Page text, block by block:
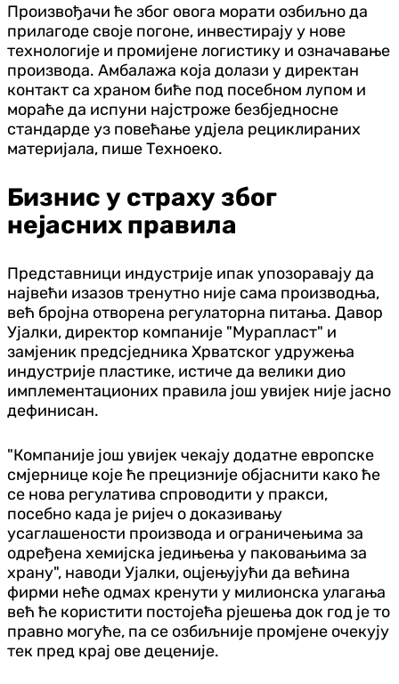
Произвођачи ће због овога морати озбиљно да
прилагоде своје погоне, инвестирају у нове
технологије и промијене логистику и означавање
производа. Амбалажа која долази у директан
контакт са храном биће под посебном лупом и
мораће да испуни најстроже безбједносне
стандарде уз повећање удјела рециклираних
материјала, пише Техноеко.
Бизнис у страху због
нејасних правила
Представници индустрије ипак упозоравају да
највећи изазов тренутно није сама производња,
већ бројна отворена регулаторна питања. Давор
Ујалки, директор компаније "Мурапласт" и
замјеник предсједника Хрватског удружења
индустрије пластике, истиче да велики дио
имплементационих правила још увијек није јасно
дефинисан.
"Компаније још увијек чекају додатне европске
смјернице које ће прецизније објаснити како ће
се нова регулатива спроводити у пракси,
посебно када је ријеч о доказивању
усаглашености производа и ограничењима за
одређена хемијска једињења у паковањима за
храну", наводи Ујалки, оцјењујући да већина
фирми неће одмах кренути у милионска улагања
већ ће користити постојећа рјешења док год је то
правно могуће, па се озбиљније промјене очекују
тек пред крај ове деценије.